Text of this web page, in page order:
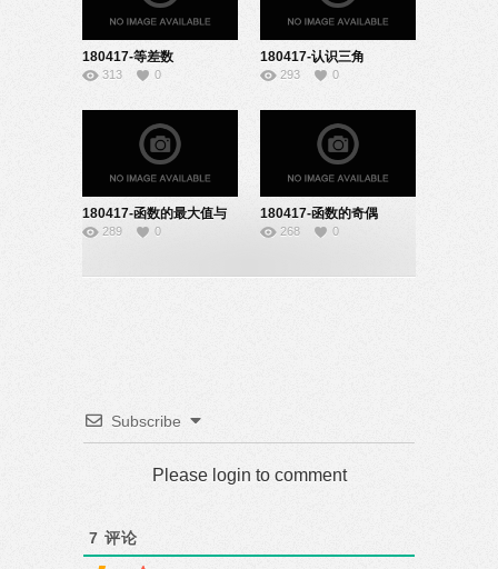
180417-等差数
列-22150625
313 0
180417-认识三角
形-22150602
293 0
180417-函数的最大值与
最小值-09140110
289 0
180417-函数的奇偶
性-22150601
268 0
Subscribe
Please login to comment
7 评论